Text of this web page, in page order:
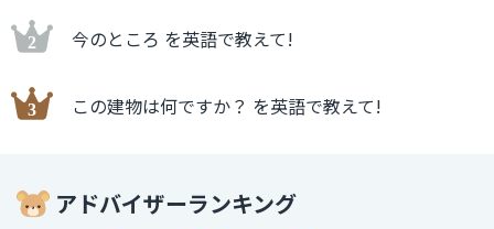
今のところ を英語で教えて!
この建物は何ですか？ を英語で教えて!
アドバイザーランキング